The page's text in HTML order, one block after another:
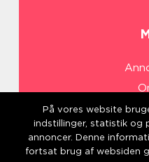
På vores website
indstillinger, statistik og
annoncer. Denne
fortsat brug af websiden